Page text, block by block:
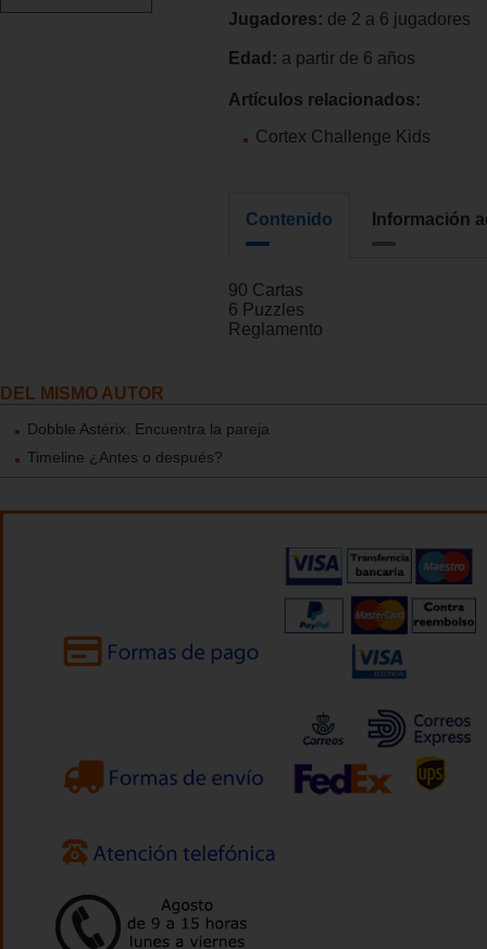
Jugadores: de 2 a 6 jugadores
Edad: a partir de 6 años
Artículos relacionados:
Cortex Challenge Kids
Contenido Información
90 Cartas
6 Puzzles
Reglamento
DEL MISMO AUTOR
Dobble Astérix. Encuentra la pareja
Timeline ¿Antes o después?